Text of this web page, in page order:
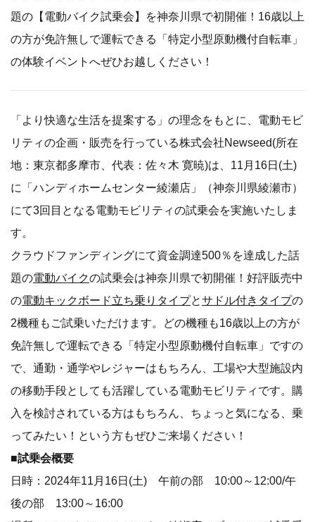
題の【電動バイク試乗会】を神奈川県で初開催！16歳以上
の方が免許無しで運転できる「特定小型原動機付自転車」
の体験イベントへぜひお越しください！
「より快適な生活を提案する」の理念をもとに、電動モビ
リティの企画・販売を行っている株式会社Newseed(所在
地：東京都多摩市、代表：佐々木 寛暁)は、11月16日(土)
に「ハンディホームセンター綾瀬店」（神奈川県綾瀬市）
にて3回目となる電動モビリティの試乗会を実施いたしま
す。
クラウドファンディングにて資金調達500％を達成した話
題の電動バイクの試乗会は神奈川県で初開催！好評販売中
の電動キックボード立ち乗りタイプとサドル付きタイプの
2機種もご試乗いただけます。どの機種も16歳以上の方が
免許無しで運転できる「特定小型原動機付自転車」ですの
で、通勤・通学やレジャーはもちろん、工場や大型施設内
の移動手段としても活躍している電動モビリティです。購
入を検討されている方はもちろん、ちょっと気になる、乗
ってみたい！という方もぜひご来場ください！
■試乗会概要
日時：2024年11月16日(土) 午前の部 10:00～12:00/午
後の部 13:00～16:00